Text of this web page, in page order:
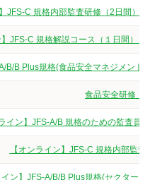
】JFS-C 規格内部監査研修（2日間）
】JFS-C 規格解説コース（１日間）
B/B Plus規格(食品安全マネジメント
食品安全研修（
ライン】JFS-A/B 規格のための監査
【オンライン】JFS-C 規格内部監
イン】JFS-A/B/B Plus規格(セクタ